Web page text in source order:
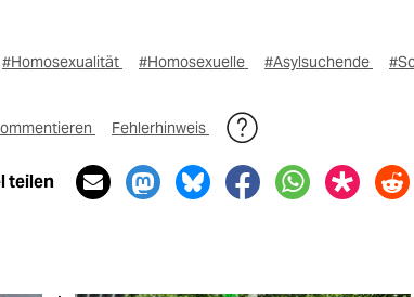
#Homosexualität #Homosexuelle #Asylsuchende
Fehlerhinweis
teilen